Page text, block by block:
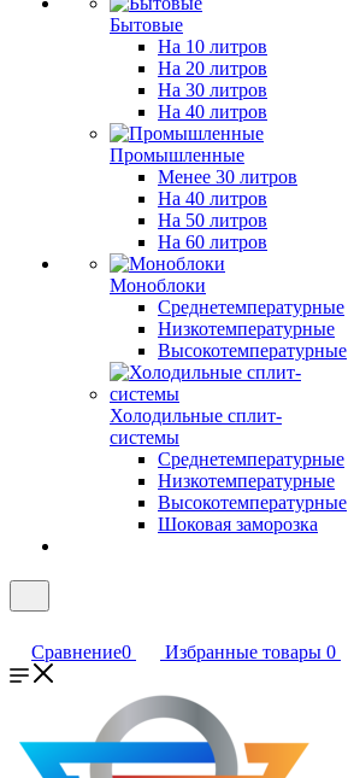
Бытовые
На 10 литров
На 20 литров
На 30 литров
На 40 литров
Промышленные
Менее 30 литров
На 40 литров
На 50 литров
На 60 литров
Моноблоки
Среднетемпературные
Низкотемпературные
Высокотемпературные
Холодильные сплит-
системы
Среднетемпературные
Низкотемпературные
Высокотемпературные
Шоковая заморозка
Сравнение0 Избранные товары 0